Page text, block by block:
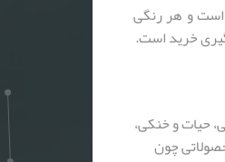
است و هر رنگی
خرید است.
حیات و خنکی،
چون